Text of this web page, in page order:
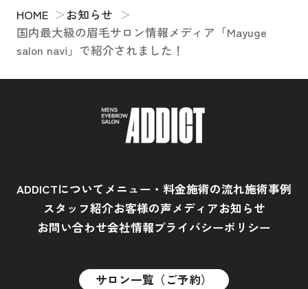
HOME
お知らせ
国内最大級の眉毛サロン情報メディア「Mayuge
salon navi」で紹介されました！
ADDICTについて メニュー・料金施術の流れ施術事例
スタッフ紹介お客様の声メディアお知らせ
お問い合わせ会社情報プライバシーポリシー
サロン一覧（ご予約）